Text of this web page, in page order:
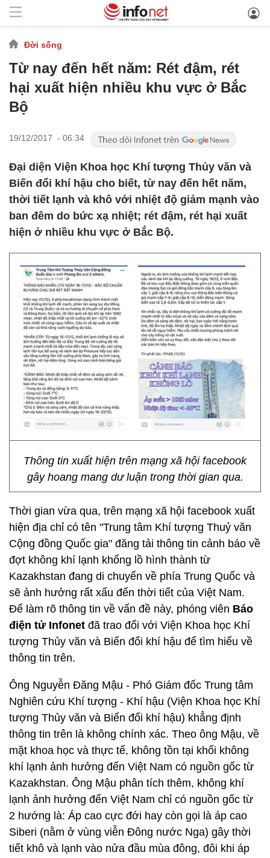
Đời sống
Từ nay đến hết năm: Rét đậm, rét
hại xuất hiện nhiều khu vực ở Bắc
Bộ
19/12/2017 - 06:34
Đại diện Viện Khoa học Khí tượng Thủy văn và
Biến đổi khí hậu cho biết, từ nay đến hết năm,
thời tiết lạnh và khô với nhiệt độ giảm mạnh vào
ban đêm do bức xạ nhiệt; rét đậm, rét hại xuất
hiện ở nhiều khu vực ở Bắc Bộ.
Thông tin xuất hiện trên mạng xã hội facebook
gây hoang mang dư luận trong thời gian qua.
Thời gian vừa qua, trên mạng xã hội facebook xuất
hiện địa chỉ có tên "Trung tâm Khí tượng Thuỷ văn
Cộng đồng Quốc gia" đăng tải thông tin cảnh báo về
đợt không khí lạnh khổng lồ hình thành từ
Kazakhstan đang di chuyển về phía Trung Quốc và
sẽ ảnh hưởng rất xấu đến thời tiết của Việt Nam.
Để làm rõ thông tin về vấn đề này, phóng viên Báo
điện tử Infonet đã trao đổi với Viện Khoa học Khí
tượng Thủy văn và Biến đổi khí hậu để tìm hiểu về
thông tin trên.
Ông Nguyễn Đăng Mậu - Phó Giám đốc Trung tâm
Nghiên cứu Khí tượng - Khí hậu (Viện Khoa học Khí
tượng Thủy văn và Biến đổi khí hậu) khẳng định
thông tin trên là không chính xác. Theo ông Mậu, về
mặt khoa học và thực tế, không tồn tại khối không
khí lạnh ảnh hưởng đến Việt Nam có nguồn gốc từ
Kazakhstan. Ông Mậu phân tích thêm, không khí
lạnh ảnh hưởng đến Việt Nam chỉ có nguồn gốc từ
2 hướng là: Áp cao cực đới hay còn gọi là áp cao
Siberi (nằm ở vùng viễn Đông nước Nga) gây thời
tiết khô và lạnh vào nửa đầu mùa đông, đôi khi áp